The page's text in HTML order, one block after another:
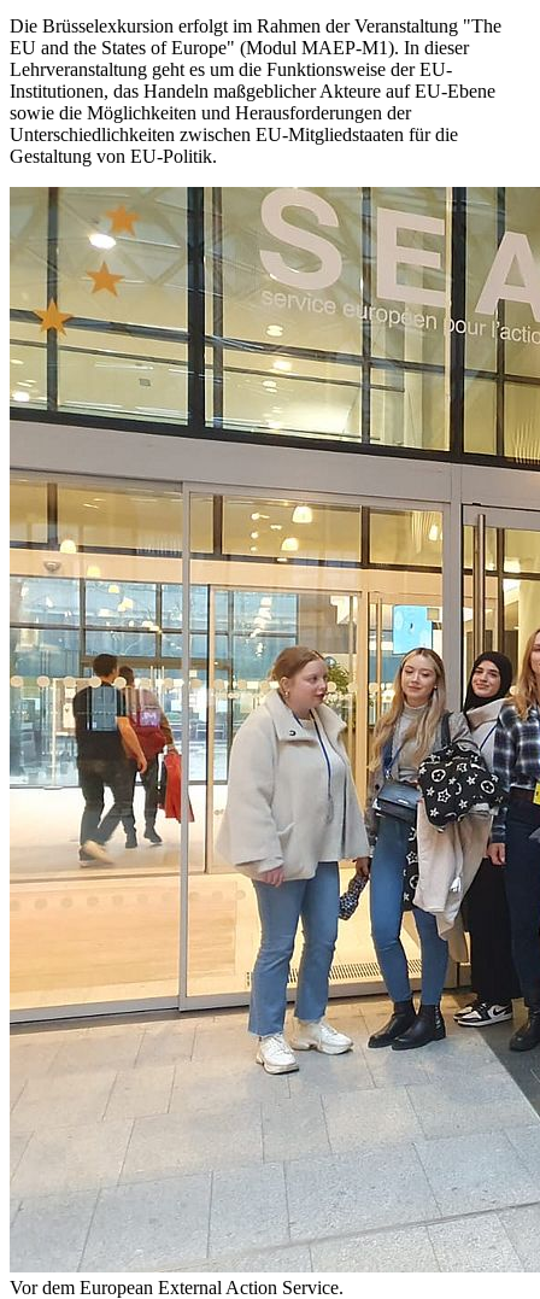
Die Brüsselexkursion erfolgt im Rahmen der Veranstaltung "The
EU and the States of Europe" (Modul MAEP-M1). In dieser
Lehrveranstaltung geht es um die Funktionsweise der EU-
Institutionen, das Handeln maßgeblicher Akteure auf EU-Ebene
sowie die Möglichkeiten und Herausforderungen der
Unterschiedlichkeiten zwischen EU-Mitgliedstaaten für die
Gestaltung von EU-Politik.
Vor dem European External Action Service.